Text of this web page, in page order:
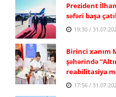
Prezident
səfəri başa
19:30 /
Birinci xanım
şəhərində
reabilitasiya
17:56 /